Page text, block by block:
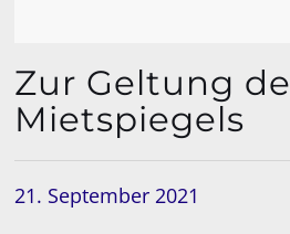
Zur Geltung
Mietspiegels
21. September 2021